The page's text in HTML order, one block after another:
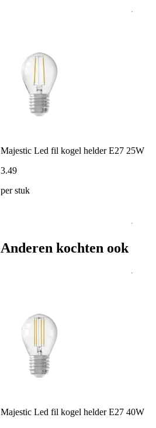
Majestic Led fil kogel helder E27 25W
3.49
per stuk
Anderen kochten ook
Majestic Led fil kogel helder E27 40W